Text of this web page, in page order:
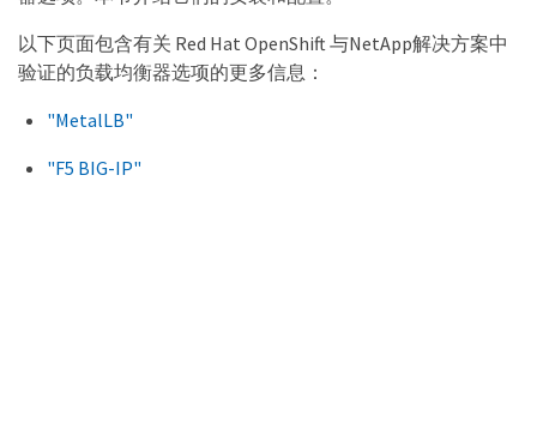
以下页面包含有关 Red Hat OpenShift 与NetApp解决方案中
验证的负载均衡器选项的更多信息：
"MetalLB"
"F5 BIG-IP"